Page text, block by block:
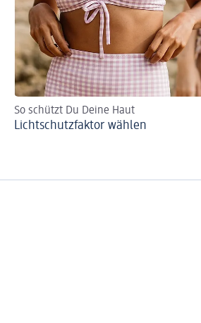
So schützt Du Deine Haut
Lichtschutzfaktor wählen